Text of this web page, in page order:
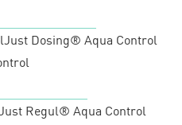
Just Dosing® Aqua Control
Regul® Aqua Control